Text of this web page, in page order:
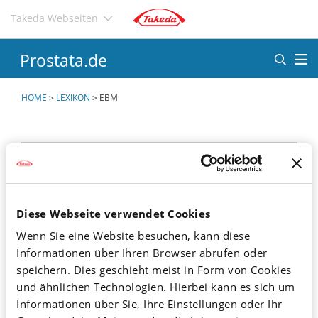
Diese Webseite verwendet Cookies
Wenn Sie eine Website besuchen, kann diese
Informationen über Ihren Browser abrufen oder
speichern. Dies geschieht meist in Form von Cookies
und ähnlichen Technologien. Hierbei kann es sich um
Informationen über Sie, Ihre Einstellungen oder Ihr
Direkt
Inhalt
Takeda Webseiten
Prostata.de
HOME > LEXIKON > EBM
G
H I J K
M
N O P Q
R
S
T U V W
X
Y
Z Ä Ö Ü <